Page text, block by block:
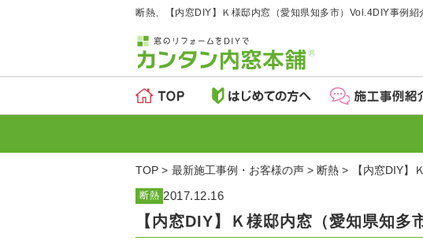
断熱、【内窓DIY】Ｋ様邸内窓（愛知県知多市）Vol.4DIY事例紹
TOP 最新施工事例・お客様の声 断熱 【内窓DIY】
断熱 2017.12.16
【内窓DIY】Ｋ様邸内窓（愛知県知多